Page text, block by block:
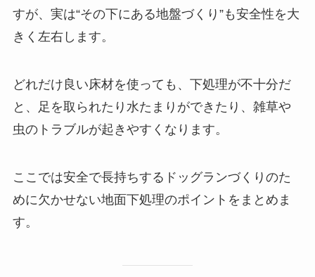
すが、実は“その下にある地盤づくり”も安全性を大
きく左右します。
どれだけ良い床材を使っても、下処理が不十分だ
と、足を取られたり水たまりができたり、雑草や
虫のトラブルが起きやすくなります。
ここでは安全で長持ちするドッグランづくりのた
めに欠かせない地面下処理のポイントをまとめま
す。